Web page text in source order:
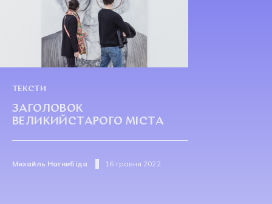
ТЕКСТИ
ЗАГОЛОВОК
ВЕЛИКИЙСТАРОГО МІСТА
Михайль Нагнибіда 16 травня 2022